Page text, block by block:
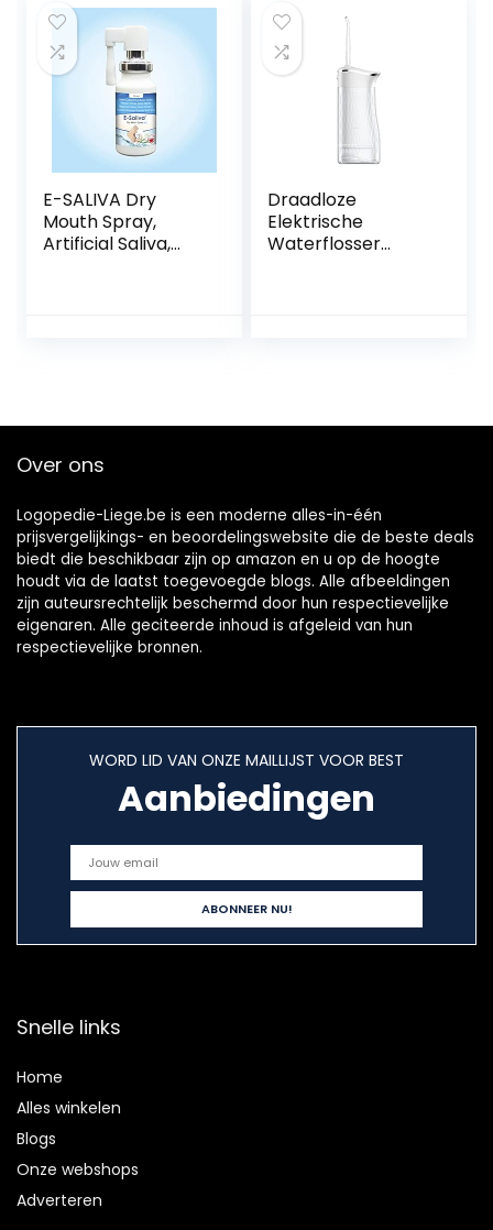
900
borstelhoofden
met Reisdekking,
Zwart
E-SALIVA Dry
Mouth Spray,
Artificial Saliva,
Draadloze
Elektrische
Waterflosser
Over ons
Logopedie-Liege.be is een moderne alles-in-één
prijsvergelijkings- en beoordelingswebsite die de beste deals
biedt die beschikbaar zijn op amazon en u op de hoogte
houdt via de laatst toegevoegde blogs. Alle afbeeldingen
zijn auteursrechtelijk beschermd door hun respectievelijke
eigenaren. Alle geciteerde inhoud is afgeleid van hun
respectievelijke bronnen.
WORD LID VAN ONZE MAILLIJST VOOR BEST
Aanbiedingen
Snelle links
Home
Alles winkelen
Blogs
Onze webshops
Adverteren